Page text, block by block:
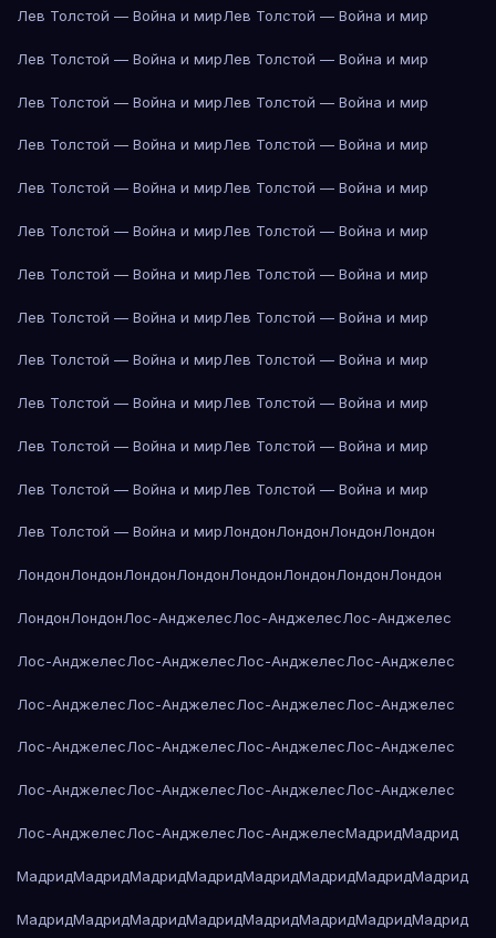
Лев Толстой — Война и мирЛев Толстой — Война и мир
Лев Толстой — Война и мирЛев Толстой — Война и мир
Лев Толстой — Война и мирЛев Толстой — Война и мир
Лев Толстой — Война и мирЛев Толстой — Война и мир
Лев Толстой — Война и мирЛев Толстой — Война и мир
Лев Толстой — Война и мирЛев Толстой — Война и мир
Лев Толстой — Война и мирЛев Толстой — Война и мир
Лев Толстой — Война и мирЛев Толстой — Война и мир
Лев Толстой — Война и мирЛев Толстой — Война и мир
Лев Толстой — Война и мирЛев Толстой — Война и мир
Лев Толстой — Война и мирЛев Толстой — Война и мир
Лев Толстой — Война и мирЛев Толстой — Война и мир
Лев Толстой — Война и мирЛондонЛондонЛондонЛондон
ЛондонЛондонЛондонЛондонЛондонЛондонЛондонЛондон
ЛондонЛондонЛос-АнджелесЛос-АнджелесЛос-Анджелес
Лос-АнджелесЛос-АнджелесЛос-АнджелесЛос-Анджелес
Лос-АнджелесЛос-АнджелесЛос-АнджелесЛос-Анджелес
Лос-АнджелесЛос-АнджелесЛос-АнджелесЛос-Анджелес
Лос-АнджелесЛос-АнджелесЛос-АнджелесЛос-Анджелес
Лос-АнджелесЛос-АнджелесЛос-АнджелесМадридМадрид
МадридМадридМадридМадридМадридМадридМадридМадрид
МадридМадридМадридМадридМадридМадридМадридМадрид